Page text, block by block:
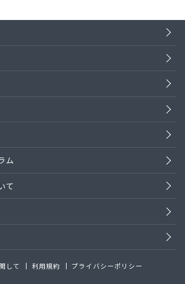
ム
て
して 利用規約 プライバシーポリシー